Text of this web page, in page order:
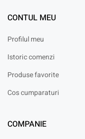
CONTUL MEU
Profilul meu
Istoric comenzi
Produse favorite
Cos cumparaturi
COMPANIE